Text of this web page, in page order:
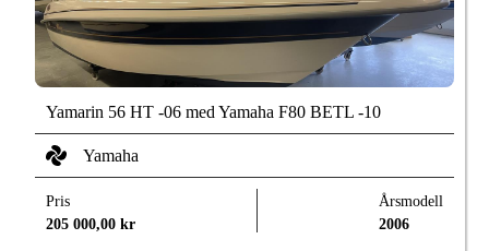
Yamarin 56 HT -06 med Yamaha F80 BETL -10
Yamaha
Pris
205 000,00kr
Årsmodell
2006